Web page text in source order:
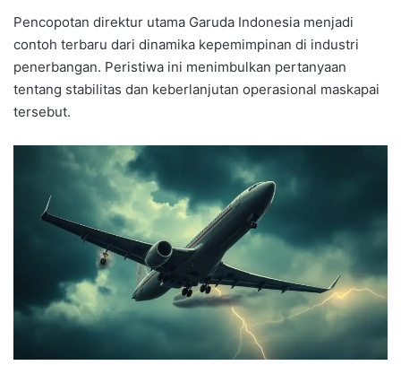
Pencopotan direktur utama Garuda Indonesia menjadi
contoh terbaru dari dinamika kepemimpinan di industri
penerbangan. Peristiwa ini menimbulkan pertanyaan
tentang stabilitas dan keberlanjutan operasional maskapai
tersebut.